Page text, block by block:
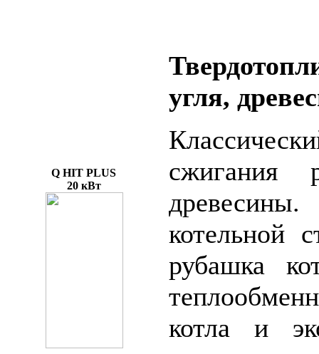
Q HIT PLUS
20 кВт
угля,
сжигания
котельной
рубашка
котла и